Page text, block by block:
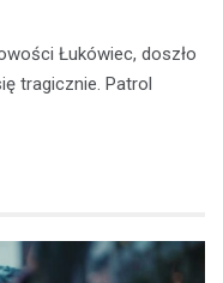
Łukówiec, doszło
tragicznie. Patrol